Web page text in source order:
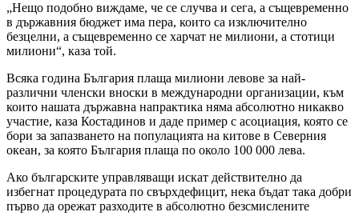
„Нещо подобно виждаме, че се случва и сега, а същевременно
в държавния бюджет има пера, които са изключително
безцелни, а същевременно се харчат не милиони, а стотици
милиони“, каза той.
Всяка година България плаща милиони левове за най-
различни членски вноски в международни организации, към
които нашата държавна напрактика няма абсолютно никакво
участие, каза Костадинов и даде пример с асоциация, която се
бори за запазването на популацията на китове в Северния
океан, за която България плаща по около 100 000 лева.
Ако българските управляващи искат действително да
избегнат процедурата по свърхдефицит, нека бъдат така добри
първо да орежат разходите в абсолютно безсмислените